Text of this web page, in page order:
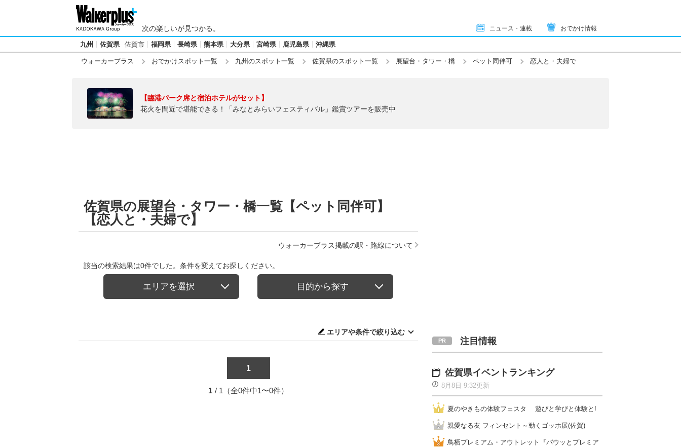
次の楽しいが見つかる。 ニュース・連載 おでかけ情報
九州 佐賀県 佐賀市 福岡県 長崎県 熊本県 大分県 宮崎県 鹿児島県 沖縄県
ウォーカープラス おでかけスポット一覧 九州のスポット一覧 佐賀県のスポット一覧 展望台・タワー・橋 ペット同伴可 恋人と・夫婦で
【臨港パーク席と宿泊ホテルがセット】
花火を間近で堪能できる！「みなとみらいフェスティバル」鑑賞ツアーを販売中
佐賀県の展望台・タワー・橋一覧【ペット同伴可】
【恋人と・夫婦で】
ウォーカープラス掲載の駅・路線について
該当の検索結果は0件でした。条件を変えてお探しください。
エリアを選択 目的から探す
エリアや条件で絞り込む
1
1 / 1（全0件中1〜0件）
注目情報
佐賀県イベントランキング
8月8日 9:32更新
夏のやきもの体験フェスタ 遊びと学びと体験と!
親愛なる友 フィンセント～動くゴッホ展(佐賀)
鳥栖プレミアム・アウトレット『パウッとプレミア